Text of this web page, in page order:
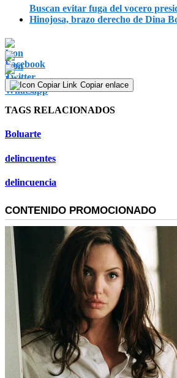
Buscan evitar fuga del vocero
Hinojosa, brazo derecho de Dina
Copiar enlace
TAGS RELACIONADOS
Boluarte
delincuentes
delincuencia